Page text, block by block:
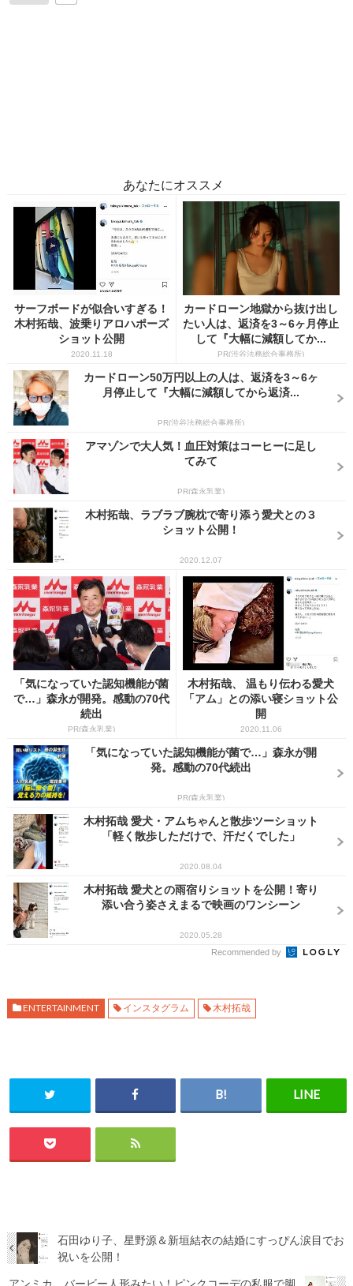
あなたにオススメ
サーフボードが似合いすぎる！
木村拓哉、波乗りアロハポーズ
ショット公開
2020.11.18
カードローン地獄から抜け出し
たい人は、返済を3～6ヶ月停止
して『大幅に減額してか...
PR(渋谷法務総合事務所)
カードローン50万円以上の人は、返済を3～6ヶ
月停止して『大幅に減額してから返済...
PR(渋谷法務総合事務所)
アマゾンで大人気！血圧対策はコーヒーに足し
てみて
PR(森永乳業)
木村拓哉、ラブラブ腕枕で寄り添う愛犬との３
ショット公開！
2020.12.07
「気になっていた認知機能が菌
で…」森永が開発。感動の70代
続出
PR(森永乳業)
木村拓哉、 温もり伝わる愛犬
「アム」との添い寝ショット公
開
2020.11.06
「気になっていた認知機能が菌で…」森永が開
発。感動の70代続出
PR(森永乳業)
木村拓哉 愛犬・アムちゃんと散歩ツーショット
「軽く散歩しただけで、汗だくでした」
2020.08.04
木村拓哉 愛犬との雨宿りショットを公開！寄り
添い合う姿さえまるで映画のワンシーン
2020.05.28
Recommended by
ENTERTAINMENT インスタグラム 木村拓哉
石田ゆり子、星野源＆新垣結衣の結婚にすっぴん涙目でお
祝いを公開！
アンミカ、バービー人形みたい！ピンクコーデの私服で脚